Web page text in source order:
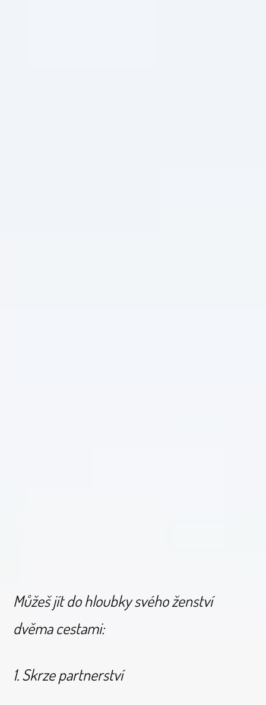
Můžeš jít do hloubky svého ženství
dvěma cestami:
1. Skrze partnerství